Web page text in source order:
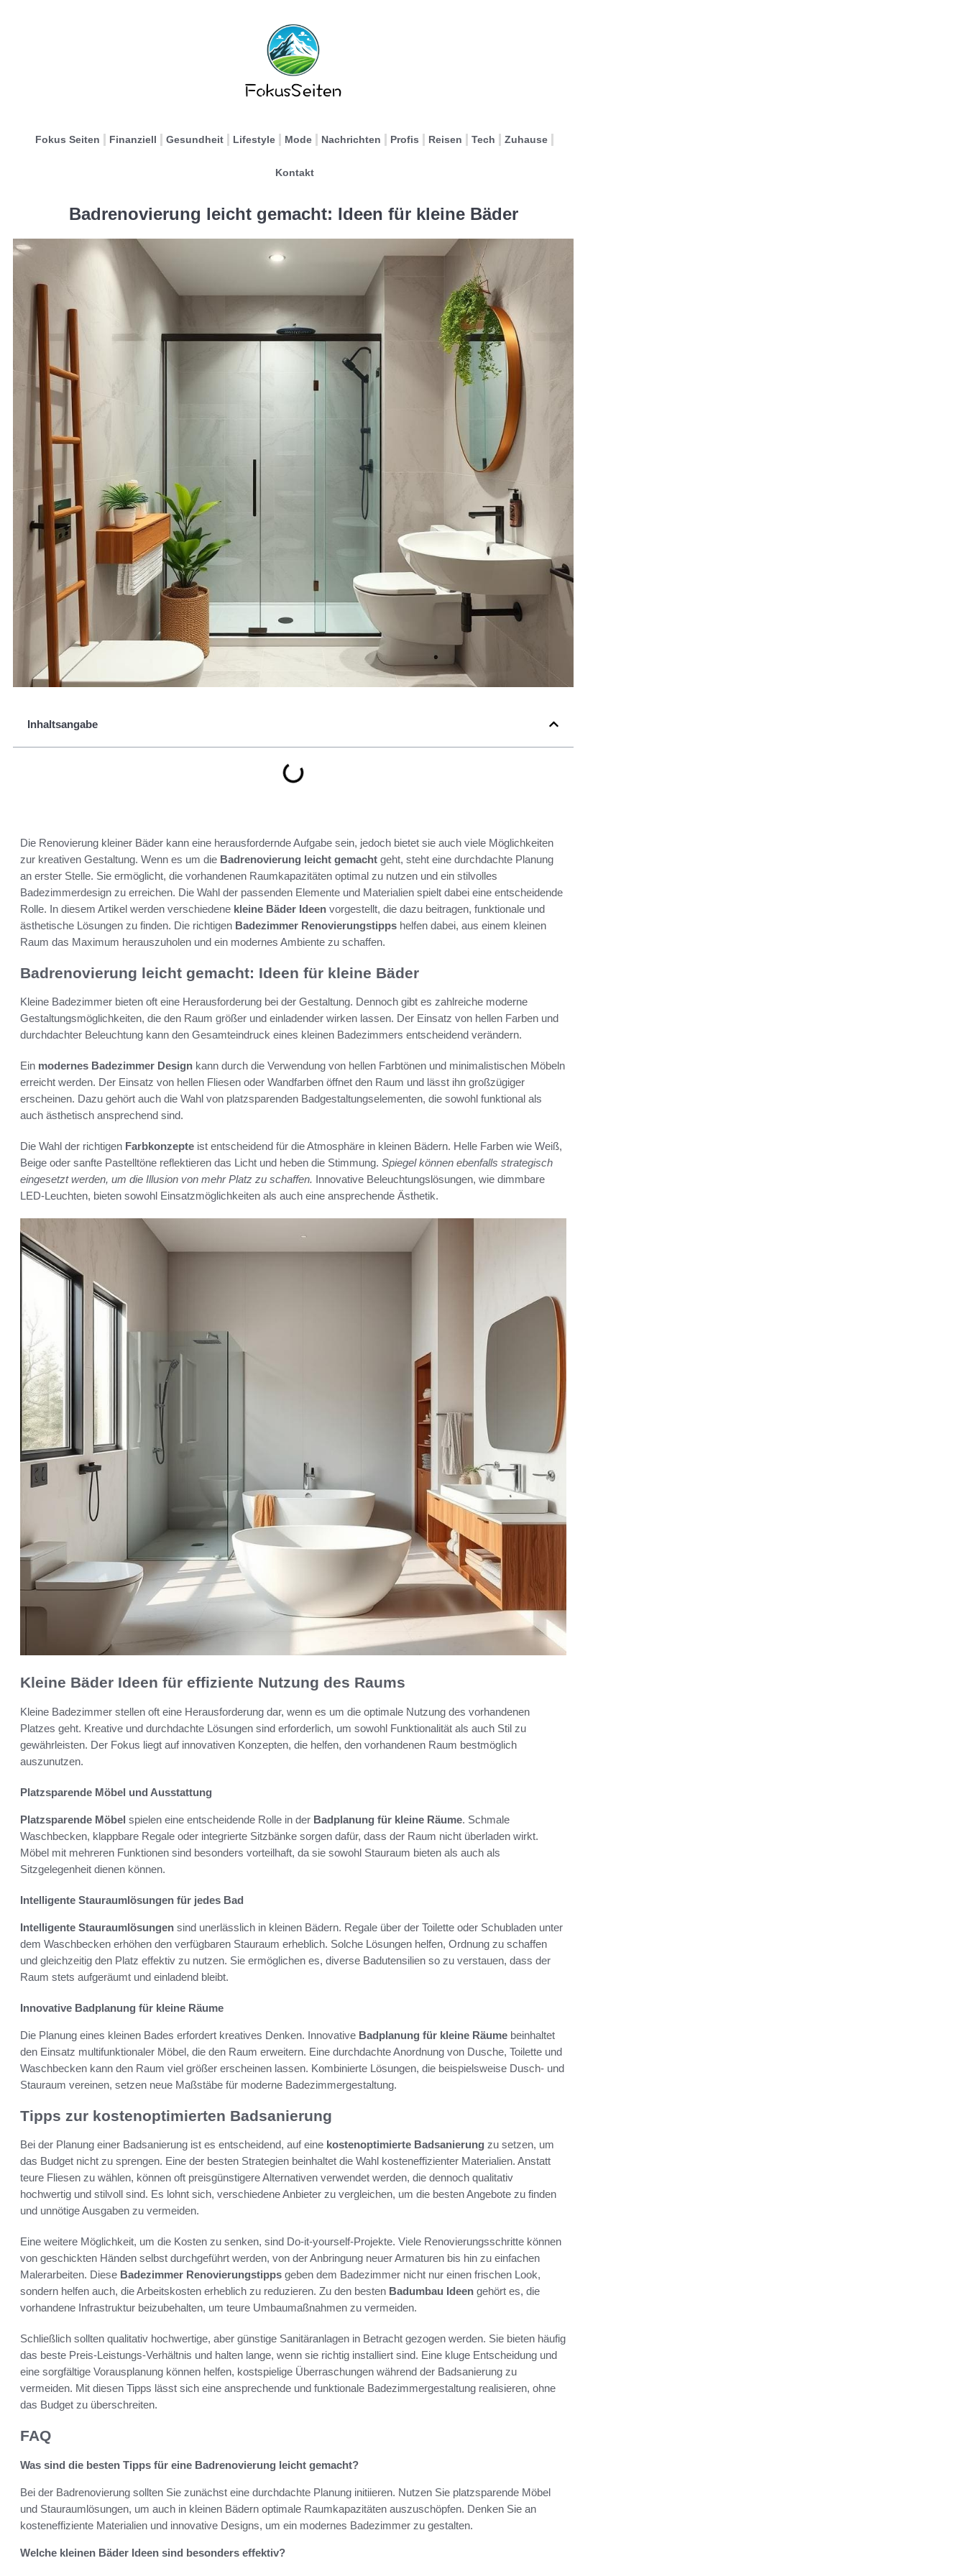
Fokus Seiten Finanziell Gesundheit Lifestyle Mode Nachrichten Profis Reisen Tech Zuhause
Kontakt
Badrenovierung leicht gemacht: Ideen für kleine Bäder
Inhaltsangabe
Die Renovierung kleiner Bäder kann eine herausfordernde Aufgabe sein, jedoch bietet sie auch viele Möglichkeiten
zur kreativen Gestaltung. Wenn es um die Badrenovierung leicht gemacht geht, steht eine durchdachte Planung
an erster Stelle. Sie ermöglicht, die vorhandenen Raumkapazitäten optimal zu nutzen und ein stilvolles
Badezimmerdesign zu erreichen. Die Wahl der passenden Elemente und Materialien spielt dabei eine entscheidende
Rolle. In diesem Artikel werden verschiedene kleine Bäder Ideen vorgestellt, die dazu beitragen, funktionale und
ästhetische Lösungen zu finden. Die richtigen Badezimmer Renovierungstipps helfen dabei, aus einem kleinen
Raum das Maximum herauszuholen und ein modernes Ambiente zu schaffen.
Badrenovierung leicht gemacht: Ideen für kleine Bäder
Kleine Badezimmer bieten oft eine Herausforderung bei der Gestaltung. Dennoch gibt es zahlreiche moderne
Gestaltungsmöglichkeiten, die den Raum größer und einladender wirken lassen. Der Einsatz von hellen Farben und
durchdachter Beleuchtung kann den Gesamteindruck eines kleinen Badezimmers entscheidend verändern.
Ein modernes Badezimmer Design kann durch die Verwendung von hellen Farbtönen und minimalistischen Möbeln
erreicht werden. Der Einsatz von hellen Fliesen oder Wandfarben öffnet den Raum und lässt ihn großzügiger
erscheinen. Dazu gehört auch die Wahl von platzsparenden Badgestaltungselementen, die sowohl funktional als
auch ästhetisch ansprechend sind.
Die Wahl der richtigen Farbkonzepte ist entscheidend für die Atmosphäre in kleinen Bädern. Helle Farben wie Weiß,
Beige oder sanfte Pastelltöne reflektieren das Licht und heben die Stimmung. Spiegel können ebenfalls strategisch
eingesetzt werden, um die Illusion von mehr Platz zu schaffen. Innovative Beleuchtungslösungen, wie dimmbare
LED-Leuchten, bieten sowohl Einsatzmöglichkeiten als auch eine ansprechende Ästhetik.
Kleine Bäder Ideen für effiziente Nutzung des Raums
Kleine Badezimmer stellen oft eine Herausforderung dar, wenn es um die optimale Nutzung des vorhandenen
Platzes geht. Kreative und durchdachte Lösungen sind erforderlich, um sowohl Funktionalität als auch Stil zu
gewährleisten. Der Fokus liegt auf innovativen Konzepten, die helfen, den vorhandenen Raum bestmöglich
auszunutzen.
Platzsparende Möbel und Ausstattung
Platzsparende Möbel spielen eine entscheidende Rolle in der Badplanung für kleine Räume. Schmale
Waschbecken, klappbare Regale oder integrierte Sitzbänke sorgen dafür, dass der Raum nicht überladen wirkt.
Möbel mit mehreren Funktionen sind besonders vorteilhaft, da sie sowohl Stauraum bieten als auch als
Sitzgelegenheit dienen können.
Intelligente Stauraumlösungen für jedes Bad
Intelligente Stauraumlösungen sind unerlässlich in kleinen Bädern. Regale über der Toilette oder Schubladen unter
dem Waschbecken erhöhen den verfügbaren Stauraum erheblich. Solche Lösungen helfen, Ordnung zu schaffen
und gleichzeitig den Platz effektiv zu nutzen. Sie ermöglichen es, diverse Badutensilien so zu verstauen, dass der
Raum stets aufgeräumt und einladend bleibt.
Innovative Badplanung für kleine Räume
Die Planung eines kleinen Bades erfordert kreatives Denken. Innovative Badplanung für kleine Räume beinhaltet
den Einsatz multifunktionaler Möbel, die den Raum erweitern. Eine durchdachte Anordnung von Dusche, Toilette und
Waschbecken kann den Raum viel größer erscheinen lassen. Kombinierte Lösungen, die beispielsweise Dusch- und
Stauraum vereinen, setzen neue Maßstäbe für moderne Badezimmergestaltung.
Tipps zur kostenoptimierten Badsanierung
Bei der Planung einer Badsanierung ist es entscheidend, auf eine kostenoptimierte Badsanierung zu setzen, um
das Budget nicht zu sprengen. Eine der besten Strategien beinhaltet die Wahl kosteneffizienter Materialien. Anstatt
teure Fliesen zu wählen, können oft preisgünstigere Alternativen verwendet werden, die dennoch qualitativ
hochwertig und stilvoll sind. Es lohnt sich, verschiedene Anbieter zu vergleichen, um die besten Angebote zu finden
und unnötige Ausgaben zu vermeiden.
Eine weitere Möglichkeit, um die Kosten zu senken, sind Do-it-yourself-Projekte. Viele Renovierungsschritte können
von geschickten Händen selbst durchgeführt werden, von der Anbringung neuer Armaturen bis hin zu einfachen
Malerarbeiten. Diese Badezimmer Renovierungstipps geben dem Badezimmer nicht nur einen frischen Look,
sondern helfen auch, die Arbeitskosten erheblich zu reduzieren. Zu den besten Badumbau Ideen gehört es, die
vorhandene Infrastruktur beizubehalten, um teure Umbaumaßnahmen zu vermeiden.
Schließlich sollten qualitativ hochwertige, aber günstige Sanitäranlagen in Betracht gezogen werden. Sie bieten häufig
das beste Preis-Leistungs-Verhältnis und halten lange, wenn sie richtig installiert sind. Eine kluge Entscheidung und
eine sorgfältige Vorausplanung können helfen, kostspielige Überraschungen während der Badsanierung zu
vermeiden. Mit diesen Tipps lässt sich eine ansprechende und funktionale Badezimmergestaltung realisieren, ohne
das Budget zu überschreiten.
FAQ
Was sind die besten Tipps für eine Badrenovierung leicht gemacht?
Bei der Badrenovierung sollten Sie zunächst eine durchdachte Planung initiieren. Nutzen Sie platzsparende Möbel
und Stauraumlösungen, um auch in kleinen Bädern optimale Raumkapazitäten auszuschöpfen. Denken Sie an
kosteneffiziente Materialien und innovative Designs, um ein modernes Badezimmer zu gestalten.
Welche kleinen Bäder Ideen sind besonders effektiv?